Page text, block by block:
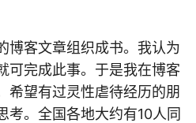
博客文章组织成书。我认为
可完成此事。于是我在博客
希望有过灵性虐待经历的朋
考。全国各地大约有10人同